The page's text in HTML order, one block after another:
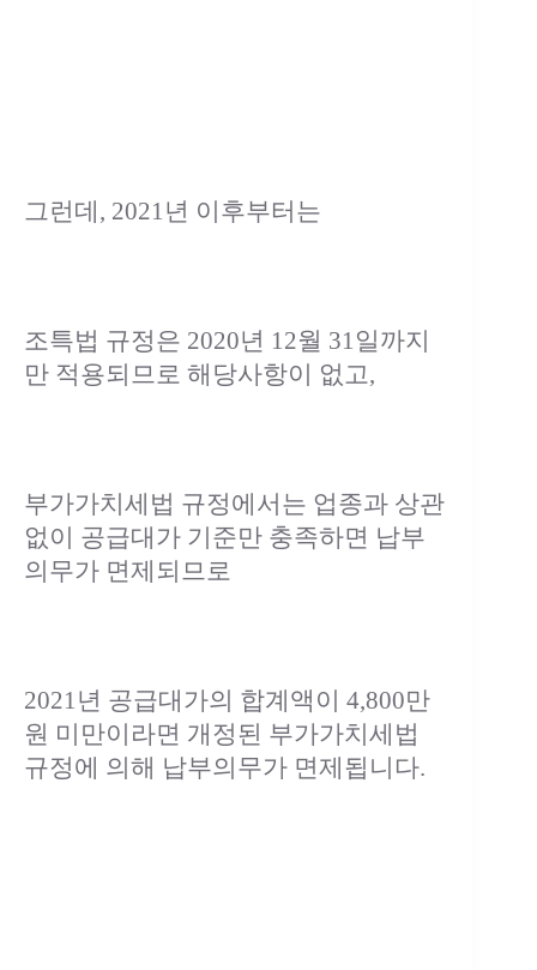
그런데, 2021년 이후부터는
조특법 규정은 2020년 12월 31일까지
만 적용되므로 해당사항이 없고,
부가가치세법 규정에서는 업종과 상관
없이 공급대가 기준만 충족하면 납부
의무가 면제되므로
2021년 공급대가의 합계액이 4,800만
원 미만이라면 개정된 부가가치세법
규정에 의해 납부의무가 면제됩니다.